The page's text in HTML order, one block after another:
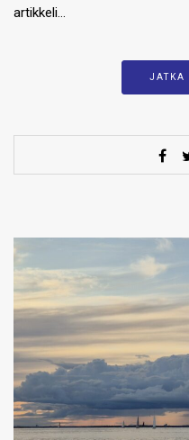
artikkeli…
JATKA